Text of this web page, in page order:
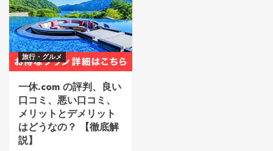
旅行・グルメ
一休.com の評判、良い
口コミ、悪い口コミ、
メリットとデメリット
はどうなの？ 【徹底解
説】